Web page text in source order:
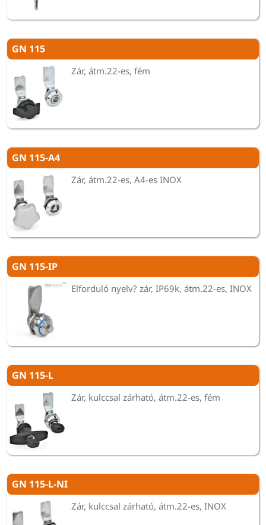
GN 115
Zár, átm.22-es, fém
GN 115-A4
Zár, átm.22-es, A4-es INOX
GN 115-IP
Elforduló nyelv? zár, IP69k, átm.22-es, INOX
GN 115-L
Zár, kulccsal zárható, átm.22-es, fém
GN 115-L-NI
Zár, kulccsal zárható, átm.22-es, INOX